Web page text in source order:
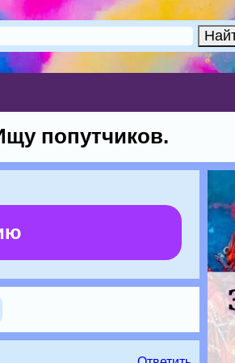
попутчиков.